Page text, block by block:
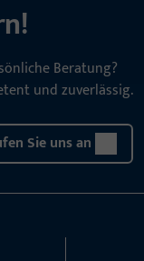
Beratung?
und zuverlässig.
Sie uns an